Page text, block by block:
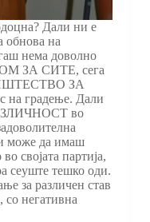
Дали ни е
обнова на
нема доволно
ЗА СИТЕ, сега
ЗА
на градење. Дали
во
може да имаш
својата партија,
сеуште тешко оди.
за различен став
со негативна